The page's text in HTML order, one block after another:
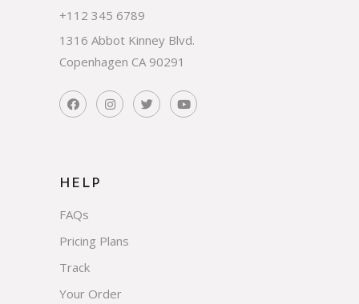
+112 345 6789
1316 Abbot Kinney Blvd.
Copenhagen CA 90291
HELP
FAQs
Pricing Plans
Track
Your Order